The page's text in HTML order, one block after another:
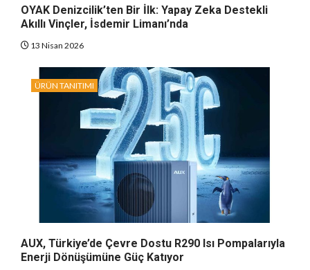
OYAK Denizcilik’ten Bir İlk: Yapay Zeka Destekli
Akıllı Vinçler, İsdemir Limanı’nda
13 Nisan 2026
ÜRÜN TANITIMI
AUX, Türkiye’de Çevre Dostu R290 Isı Pompalarıyla
Enerji Dönüşümüne Güç Katıyor